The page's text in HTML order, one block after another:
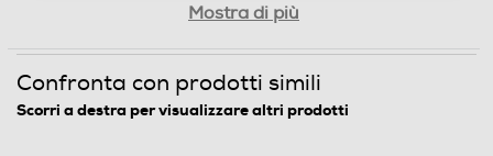
Mostra di più
Confronta con prodotti simili
Scorri a destra per visualizzare altri prodotti